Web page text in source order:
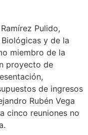
Pulido,
y de la
miembro de la
proyecto de
de ingresos
Rubén Vega
cinco reuniones no